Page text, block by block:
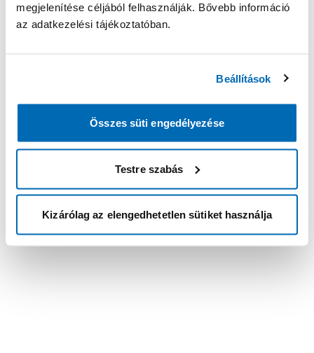
megjelenítése céljából felhasználják. Bővebb információ
az adatkezelési tájékoztatóban.
Beállítások
Összes süti engedélyezése
Testre szabás
Kizárólag az elengedhetetlen sütiket használja